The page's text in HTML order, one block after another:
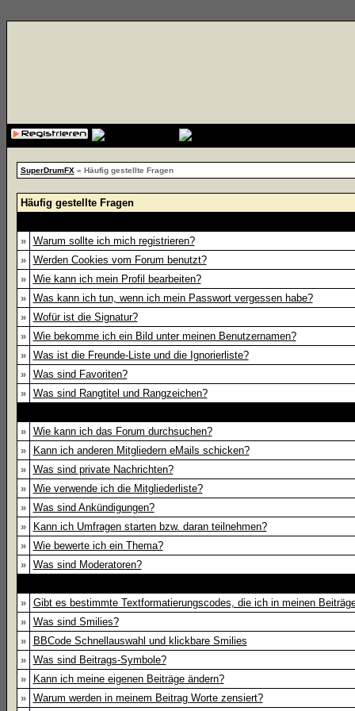
SuperDrumFX» Häufig gestellte Fragen
Häufig gestellte Fragen
»
Warum sollte ich mich registrieren?
»
Werden Cookies vom Forum benutzt?
»
Wie kann ich mein Profil bearbeiten?
»
Was kann ich tun, wenn ich mein Passwort vergessen habe?
»
Wofür ist die Signatur?
»
Wie bekomme ich ein Bild unter meinen Benutzernamen?
»
Was ist die Freunde-Liste und die Ignorierliste?
»
Was sind Favoriten?
»
Was sind Rangtitel und Rangzeichen?
»
Wie kann ich das Forum durchsuchen?
»
Kann ich anderen Mitgliedern eMails schicken?
»
Was sind private Nachrichten?
»
Wie verwende ich die Mitgliederliste?
»
Was sind Ankündigungen?
»
Kann ich Umfragen starten bzw. daran teilnehmen?
»
Wie bewerte ich ein Thema?
»
Was sind Moderatoren?
»
Gibt es bestimmte Textformatierungscodes, die ich in meinen
»
Was sind Smilies?
»
BBCode Schnellauswahl und klickbare Smilies
»
Was sind Beitrags-Symbole?
»
Kann ich meine eigenen Beiträge ändern?
»
Warum werden in meinem Beitrag Worte zensiert?